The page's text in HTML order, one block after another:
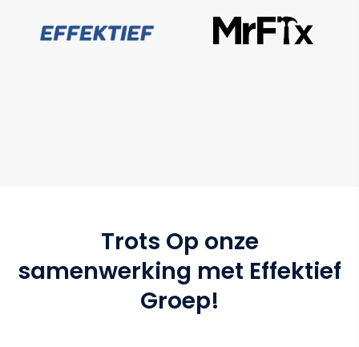
Trots Op onze
samenwerking met Effektief
Groep!